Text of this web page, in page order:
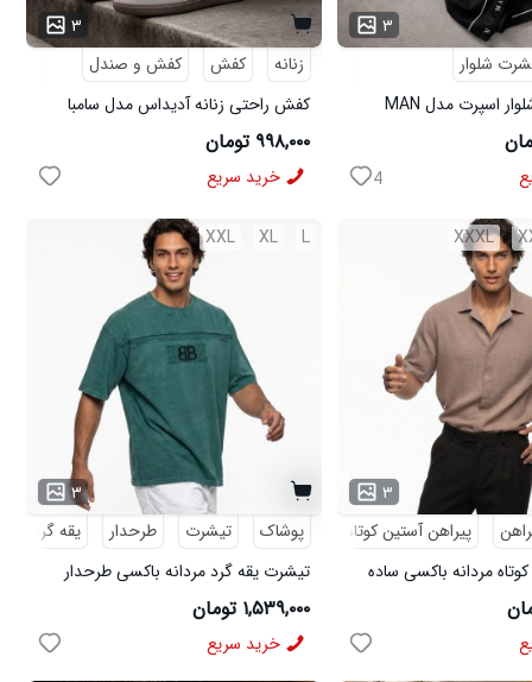
۳
شلوار
ست تیشرت شلوار اسپرت مدل MAN
4
۳
زنانه
کفش
کفش و صندل
کفش راحتی زنانه آدیداس مدل سامبا
سفید
۹۹۸,۰۰۰ تومان
خرید سریع
XXXL
۳
پیراهن آستین کوتاه
مردانه باکسی ساده
L
XL
XXL
۳
پوشاک
تیشرت طرحدار
یقه گرد
تیشرت یقه گرد مردانه باکسی طرحدار
مچینست سبز Balenciaga مدل 50944
۱,۵۳۹,۰۰۰ تومان
خرید سریع